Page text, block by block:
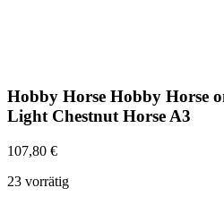
Hobby Horse Hobby Horse
Light Chestnut Horse A3
107,80 €
23 vorrätig